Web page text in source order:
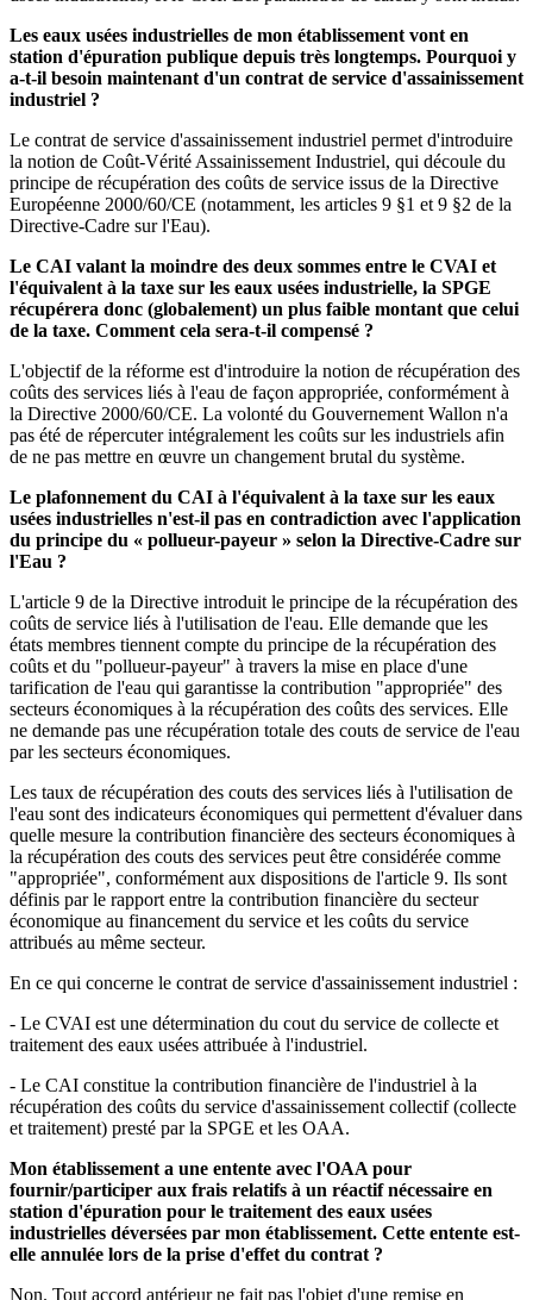
Les eaux usées industrielles de mon établissement vont en
station d'épuration publique depuis très longtemps. Pourquoi y
a-t-il besoin maintenant d'un contrat de service d'assainissement
industriel ?
Le contrat de service d'assainissement industriel permet d'introduire
la notion de Coût-Vérité Assainissement Industriel, qui découle du
principe de récupération des coûts de service issus de la Directive
Européenne 2000/60/CE (notamment, les articles 9 §1 et 9 §2 de la
Directive-Cadre sur l'Eau).
Le CAI valant la moindre des deux sommes entre le CVAI et
l'équivalent à la taxe sur les eaux usées industrielle, la SPGE
récupérera donc (globalement) un plus faible montant que celui
de la taxe. Comment cela sera-t-il compensé ?
L'objectif de la réforme est d'introduire la notion de récupération des
coûts des services liés à l'eau de façon appropriée, conformément à
la Directive 2000/60/CE. La volonté du Gouvernement Wallon n'a
pas été de répercuter intégralement les coûts sur les industriels afin
de ne pas mettre en œuvre un changement brutal du système.
Le plafonnement du CAI à l'équivalent à la taxe sur les eaux
usées industrielles n'est-il pas en contradiction avec l'application
du principe du « pollueur-payeur » selon la Directive-Cadre sur
l'Eau ?
L'article 9 de la Directive introduit le principe de la récupération des
coûts de service liés à l'utilisation de l'eau. Elle demande que les
états membres tiennent compte du principe de la récupération des
coûts et du "pollueur-payeur" à travers la mise en place d'une
tarification de l'eau qui garantisse la contribution "appropriée" des
secteurs économiques à la récupération des coûts des services. Elle
ne demande pas une récupération totale des couts de service de l'eau
par les secteurs économiques.
Les taux de récupération des couts des services liés à l'utilisation de
l'eau sont des indicateurs économiques qui permettent d'évaluer dans
quelle mesure la contribution financière des secteurs économiques à
la récupération des couts des services peut être considérée comme
"appropriée", conformément aux dispositions de l'article 9. Ils sont
définis par le rapport entre la contribution financière du secteur
économique au financement du service et les coûts du service
attribués au même secteur.
En ce qui concerne le contrat de service d'assainissement industriel :
- Le CVAI est une détermination du cout du service de collecte et
traitement des eaux usées attribuée à l'industriel.
- Le CAI constitue la contribution financière de l'industriel à la
récupération des coûts du service d'assainissement collectif (collecte
et traitement) presté par la SPGE et les OAA.
Mon établissement a une entente avec l'OAA pour
fournir/participer aux frais relatifs à un réactif nécessaire en
station d'épuration pour le traitement des eaux usées
industrielles déversées par mon établissement. Cette entente est-
elle annulée lors de la prise d'effet du contrat ?
Non. Tout accord antérieur ne fait pas l'objet d'une remise en